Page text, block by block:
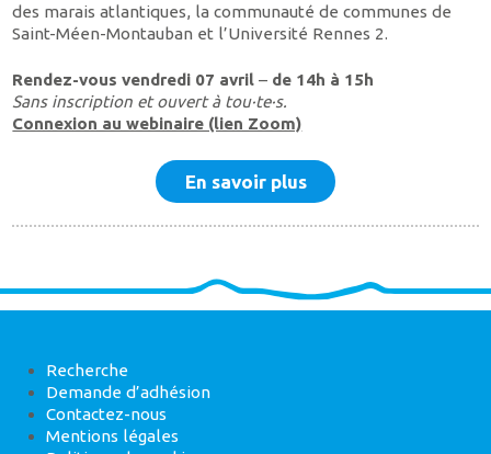
des marais atlantiques, la communauté de communes de
Saint-Méen-Montauban et l’Université Rennes 2.
Rendez-vous vendredi 07 avril – de 14h à 15h
Sans inscription et ouvert à tou·te·s.
Connexion au webinaire (lien Zoom)
En savoir plus
Recherche
Demande d’adhésion
Contactez-nous
Mentions légales